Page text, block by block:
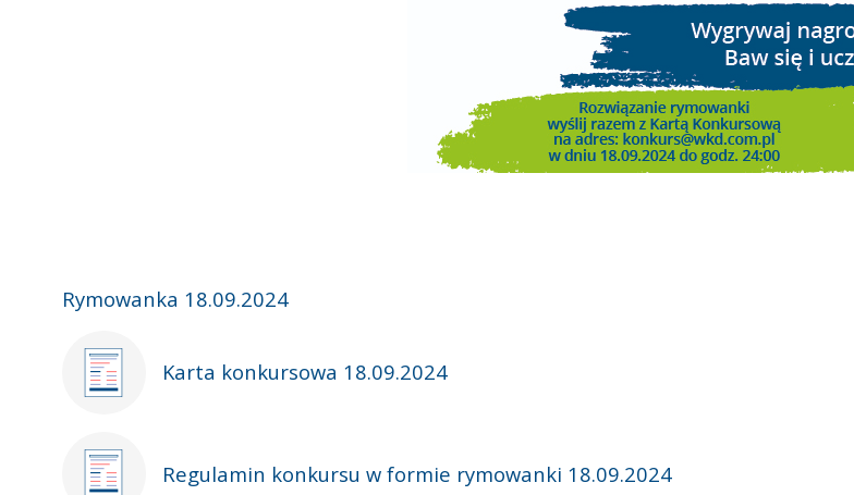
Rymowanka 18.09.2024
Karta konkursowa 18.09.2024
Regulamin konkursu w formie rymowanki 18.09.2024